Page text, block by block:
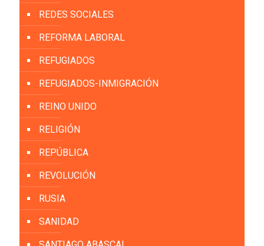
REDES SOCIALES
REFORMA LABORAL
REFUGIADOS
REFUGIADOS-INMIGRACIÓN
REINO UNIDO
RELIGIÓN
REPÚBLICA
REVOLUCIÓN
RUSIA
SANIDAD